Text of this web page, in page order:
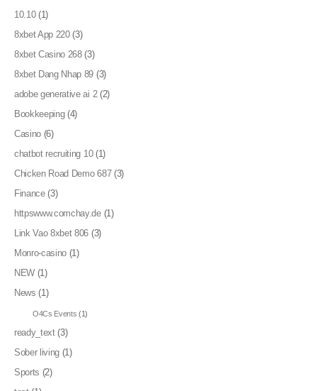
10.10(1)
8xbet App 220(3)
8xbet Casino 268(3)
8xbet Dang Nhap 89 (3)
adobe generative ai 2(2)
Bookkeeping(4)
Casino (6)
chatbot recruiting 10(1)
Chicken Road Demo 687(3)
Finance(3)
httpswww.comchay.de(1)
Link Vao 8xbet 806 (3)
Monro-casino (1)
NEW (1)
News (1)
O4Cs Events (1)
ready_text(3)
Sober living (1)
Sports (2)